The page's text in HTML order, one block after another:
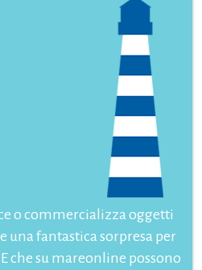
o commercializza oggetti
una fantastica sorpresa per
che su mareonline possono